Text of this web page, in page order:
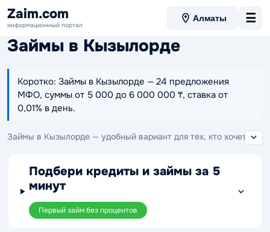
Zaim.com
информационный портал
Алматы ☰
Займы в Кызылорде
Коротко: Займы в Кызылорде — 24 предложения
МФО, суммы от 5 000 до 6 000 000 ₸, ставка от
0,01% в день.
Займы в Кызылорде — удобный вариант для тех, кто хочет
займы в Кызылорде, где можно выбрать подходящее
решение с понятными условиями оформления и
комфортным сроком возврата.
Подбери кредиты и займы за 5
минут
Первый займ без процентов